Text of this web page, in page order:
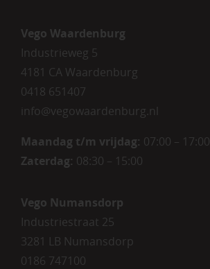
Vego Waardenburg
Industrieweg 5
4181 CA Waardenburg
0418 651407
info@vegowaardenburg.nl
Maandag t/m vrijdag: 07:00 – 17:00
Zaterdag: 08:30 – 15:00
Vego Numansdorp
Industriestraat 25
3281 LB Numansdorp
0186 747100